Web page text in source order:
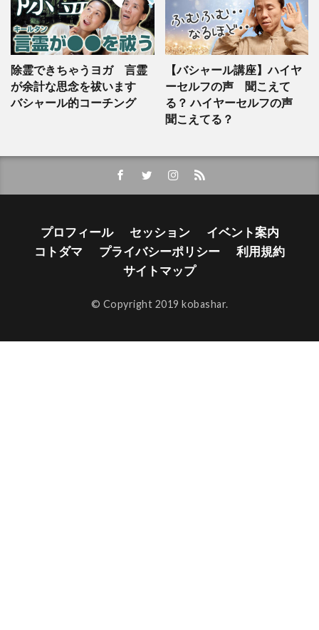
除霊できちゃうヨガ 言霊
が余計な思念を祓います
バシャール的コーチング
【バシャール講座】ハイヤ
ーセルフの声 聞こえて
る？ ハイヤーセルフの声
聞こえてる？
プロフィール セッション
イベント案内
コトダマ
プライバシーポリシー
利用規約
サイトマップ
© Copyright 2019 kobashar.